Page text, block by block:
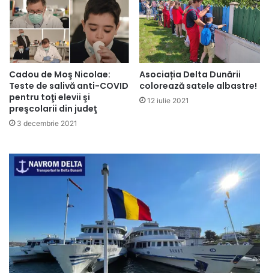
Cadou de Moş Nicolae:
Teste de salivă anti-COVID
pentru toţi elevii şi
preşcolarii din judeţ
3 decembrie 2021
Asociația Delta Dunării
colorează satele albastre!
12 iulie 2021